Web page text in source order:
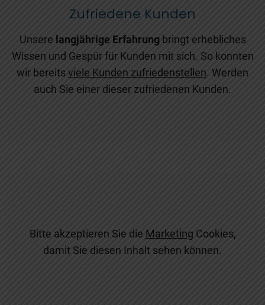
Zufriedene Kunden
Unsere langjährige Erfahrung bringt erhebliches
Wissen und Gespür für Kunden mit sich. So konnten
wir bereitsviele Kunden zufriedenstellen. Werden
auch Sie einer dieser zufriedenen Kunden.
Bitte akzeptieren Sie die Marketing Cookies,
damit Sie diesen Inhalt sehen können.